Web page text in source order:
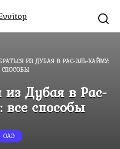
ИЗ ДУБАЯ В РАС-ЭЛЬ-ХАЙМУ:
СПОСОБЫ
из Дубая в Рас-
способы
ОАЭ